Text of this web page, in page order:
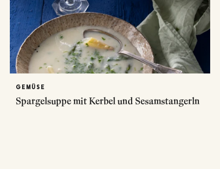
GEMÜSE
Spargelsuppe mit Kerbel und Sesamstangerln